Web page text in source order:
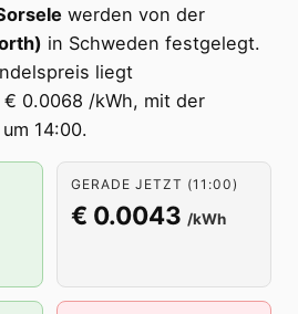
werden von der
in Schweden festgelegt.
liegt
0.0068 /kWh, mit der
14:00.
GERADE JETZT (11:00)
€ 0.0043 /kWh